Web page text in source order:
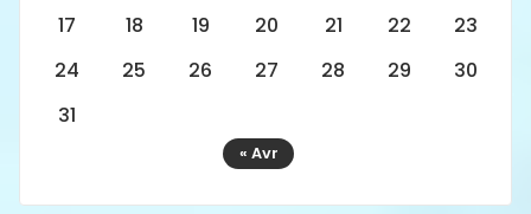
17
18 19 20 21 22
23
24
25 26 27 28 29
30
31
« Avr